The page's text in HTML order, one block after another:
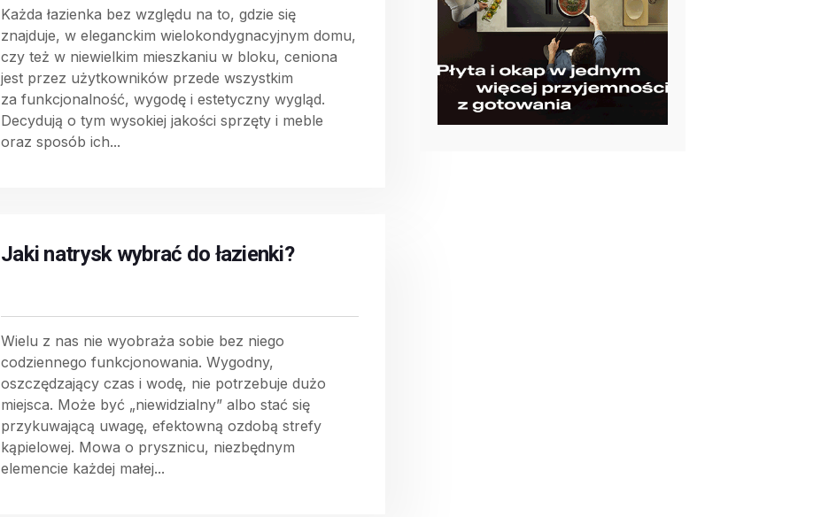
Każda łazienka bez względu na to, gdzie się
znajduje, w eleganckim wielokondygnacyjnym domu,
czy też w niewielkim mieszkaniu w bloku, ceniona
jest przez użytkowników przede wszystkim
za funkcjonalność, wygodę i estetyczny wygląd.
Decydują o tym wysokiej jakości sprzęty i meble
oraz sposób ich...
Jaki natrysk wybrać do łazienki?
Wielu z nas nie wyobraża sobie bez niego
codziennego funkcjonowania. Wygodny,
oszczędzający czas i wodę, nie potrzebuje dużo
miejsca. Może być „niewidzialny” albo stać się
przykuwającą uwagę, efektowną ozdobą strefy
kąpielowej. Mowa o prysznicu, niezbędnym
elemencie każdej małej...